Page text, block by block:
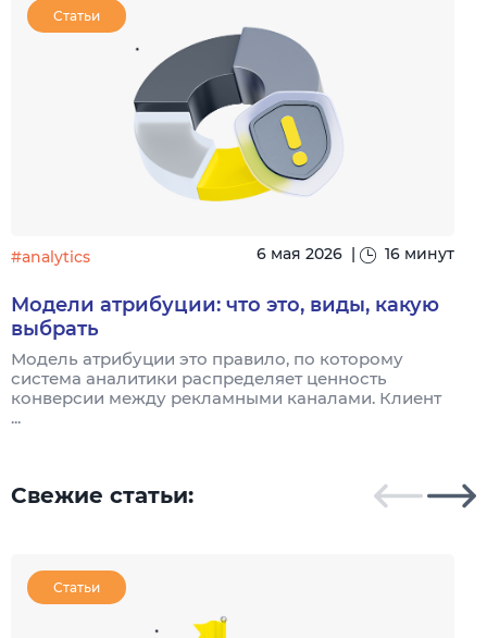
Статьи
#analytics 6 мая 2026 16 минут
Модели атрибуции: что это, виды, какую
выбрать
Модель атрибуции это правило, по которому
система аналитики распределяет ценность
конверсии между рекламными каналами. Клиент
...
Свежие статьи:
Статьи